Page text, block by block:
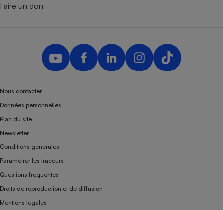
Faire un don
Nous contacter
Données personnelles
Plan du site
Newsletter
Conditions générales
Paramétrer les traceurs
Questions fréquentes
Droits de reproduction et de diffusion
Mentions légales